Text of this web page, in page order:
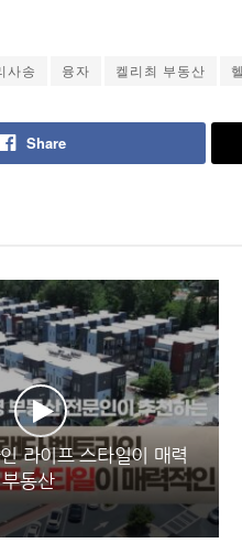
사송 융자 켈리최 부동산
Share
라이프 스타일이 매력
동산